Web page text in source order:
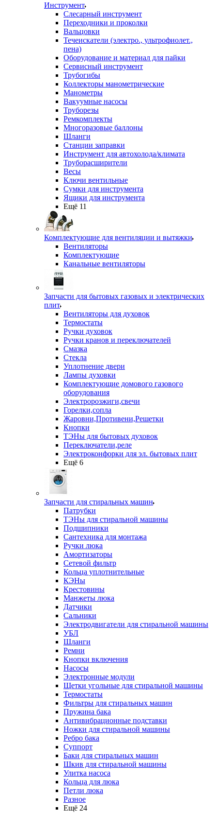
Инструмент
Слесарный инструмент
Переходники и проколки
Вальцовки
Течеискатели (электро., ультрофиолет.,
пена)
Оборудование и материал для пайки
Сервисный инструмент
Трубогибы
Коллекторы манометрические
Манометры
Вакуумные насосы
Труборезы
Ремкомплекты
Многоразовые баллоны
Шланги
Станции заправки
Инструмент для автохолода/климата
Труборасширители
Весы
Ключи вентильные
Сумки для инструмента
Ящики для инструмента
Ещё 11
Комплектующие для вентиляции и вытяжки
Вентиляторы
Комплектующие
Канальные вентиляторы
Запчасти для бытовых газовых и электрических
плит
Вентиляторы для духовок
Термостаты
Ручки духовок
Ручки кранов и переключателей
Смазка
Стекла
Уплотнение двери
Лампы духовки
Комплектующие домового газового
оборудования
Электророзжиги,свечи
Горелки,сопла
Жаровни,Противени,Решетки
Кнопки
ТЭНы для бытовых духовок
Переключатели,реле
Электроконфорки для эл. бытовых плит
Ещё 6
Запчасти для стиральных машин
Патрубки
ТЭНы для стиральной машины
Подшипники
Сантехника для монтажа
Ручки люка
Амортизаторы
Сетевой фильтр
Кольца уплотнительные
КЭНы
Крестовины
Манжеты люка
Датчики
Сальники
Электродвигатели для стиральной машины
УБЛ
Шланги
Ремни
Кнопки включения
Насосы
Электронные модули
Щетки угольные для стиральной машины
Термостаты
Фильтры для стиральных машин
Пружина бака
Антивибрационные подставки
Ножки для стиральной машины
Ребро бака
Суппорт
Баки для стиральных машин
Шкив для стиральной машины
Улитка насоса
Кольца для люка
Петли люка
Разное
Ещё 24